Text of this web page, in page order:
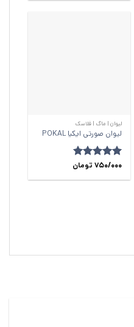
لیوان | ماگ | فلاسک
لیوان صورتی ایکیا POKAL
امتیاز5از 750/000 تومان